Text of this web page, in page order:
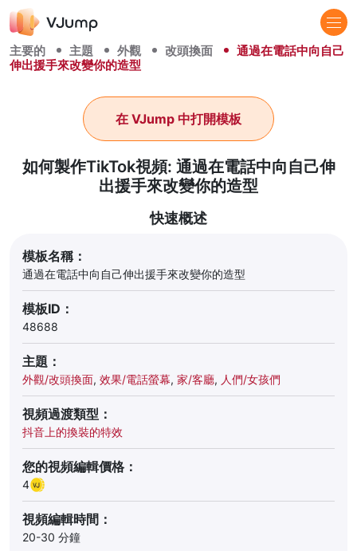
主要的 主題 外觀 改頭換面
通過在電話中向自己
伸出援手來改變你的造型
如何製作TikTok視頻: 通過在電話中向自己伸
出援手來改變你的造型
在 VJump 中打開模板
快速概述
模板名稱：
通過在電話中向自己伸出援手來改變你的造型
模板ID：
48688
主題：
外觀/改頭換面, 效果/電話螢幕, 家/客廳, 人們/女孩們
視頻過渡類型：
抖音上的換裝的特效
您的視頻編輯價格：
4
視頻編輯時間：
20-30 分鐘